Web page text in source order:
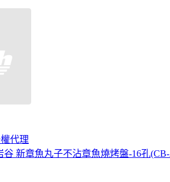
代理
谷 新章魚丸子不沾章魚燒烤盤-16孔